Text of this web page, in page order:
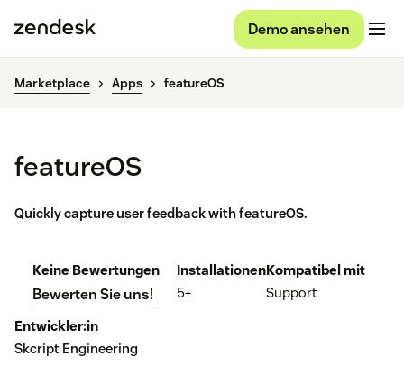
Demo ansehen
Marketplace Apps featureOS
featureOS
Quickly capture user feedback with featureOS.
Keine Bewertungen
Bewerten Sie uns!
Installationen
5+
Kompatibel mit
Support
Entwickler:in
Skcript Engineering